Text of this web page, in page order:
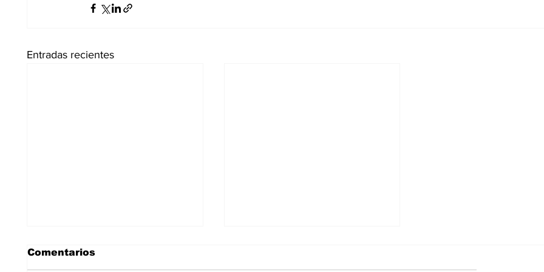
Entradas recientes
Comentarios